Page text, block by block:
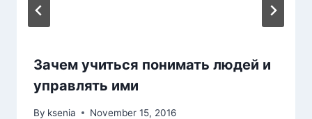
Зачем учиться понимать людей и
управлять ими
By ksenia November 15, 2016